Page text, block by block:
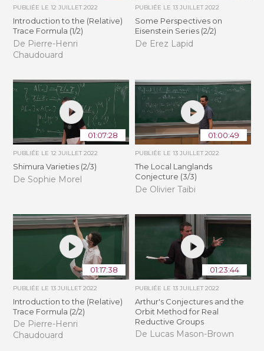
PUBLIÉE LE12 JUILLET 2022
Introduction to the (Relative)
Trace Formula (1/2)
De Pierre-Henri
Chaudouard
PUBLIÉE LE 13 JUILLET 2022
Some Perspectives on
Eisenstein Series (2/2)
De Erez Lapid
01:07:28
PUBLIÉE LE12 JUILLET 2022
Shimura Varieties (2/3)
De Sophie Morel
01:00:49
PUBLIÉE LE 13 JUILLET 2022
The Local Langlands
Conjecture (3/3)
De Olivier Taïbi
01:17:38
PUBLIÉE LE13 JUILLET 2022
Introduction to the (Relative)
Trace Formula (2/2)
De Pierre-Henri
Chaudouard
01:23:44
PUBLIÉE LE 13 JUILLET 2022
Arthur's Conjectures and the
Orbit Method for Real
Reductive Groups
De Lucas Mason-Brown